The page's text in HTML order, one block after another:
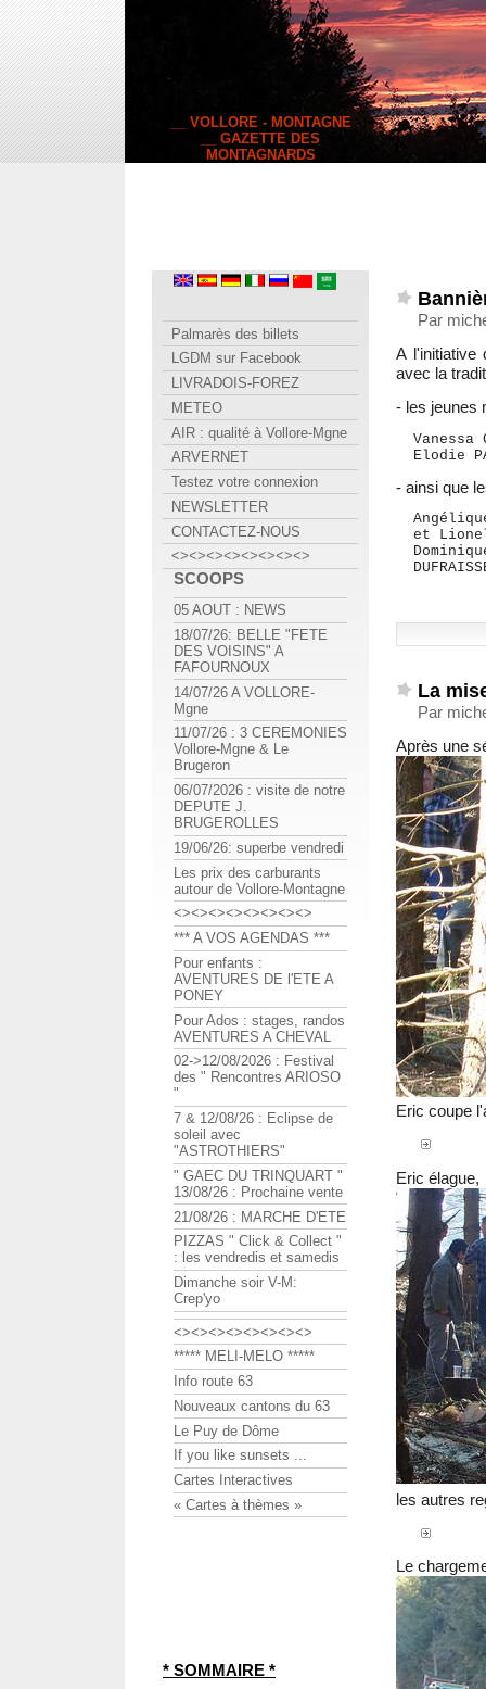
__ VOLLORE - MONTAGNE
__ GAZETTE DES
MONTAGNARDS
Par
A l'initiative
avec la
- les jeunes
Vanessa
Elodie
- ainsi que
et
La
Par
Après une
Eric coupe
Eric élague,
les autres
Le
Palmarès des billets
LGDM sur Facebook
LIVRADOIS-FOREZ
METEO
AIR : qualité à Vollore-Mgne
ARVERNET
Testez votre connexion
NEWSLETTER
CONTACTEZ-NOUS
<><><><><><><><>
SCOOPS
05 AOUT : NEWS
18/07/26: BELLE "FETE
DES VOISINS" A
FAFOURNOUX
14/07/26 A VOLLORE-
Mgne
11/07/26 : 3 CEREMONIES
Vollore-Mgne & Le
Brugeron
06/07/2026 : visite de notre
DEPUTE J.
BRUGEROLLES
19/06/26: superbe vendredi
Les prix des carburants
autour de Vollore-Montagne
<><><><><><><><>
*** A VOS AGENDAS ***
Pour enfants :
AVENTURES DE l'ETE A
PONEY
Pour Ados : stages, randos
AVENTURES A CHEVAL
02->12/08/2026 : Festival
des " Rencontres ARIOSO
"
7 & 12/08/26 : Eclipse de
soleil avec
"ASTROTHIERS"
" GAEC DU TRINQUART "
13/08/26 : Prochaine vente
21/08/26 : MARCHE D'ETE
PIZZAS " Click & Collect "
: les vendredis et samedis
Dimanche soir V-M:
Crep'yo
<><><><><><><><>
***** MELI-MELO *****
Info route 63
Nouveaux cantons du 63
Le Puy de Dôme
If you like sunsets ...
Cartes Interactives
« Cartes à thèmes »
* SOMMAIRE *